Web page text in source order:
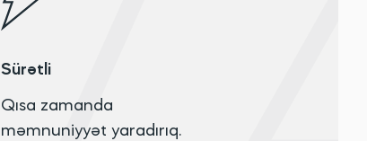
Sürətli
Qısa zamanda
məmnuniyyət yaradırıq.